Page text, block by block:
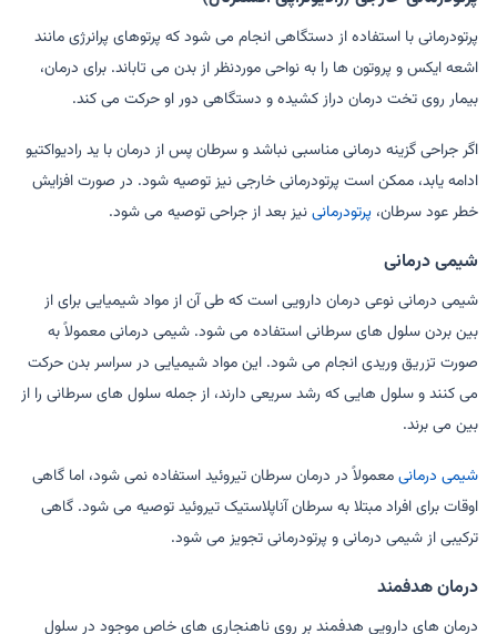
پرتودرمانی با استفاده از دستگاهی انجام می شود که پرتوهای پرانرژی مانند
اشعه ایکس و پروتون ها را به نواحی موردنظر از بدن می تاباند. برای درمان،
بیمار روی تخت درمان دراز کشیده و دستگاهی دور او حرکت می کند.
اگر جراحی گزینه درمانی مناسبی نباشد و سرطان پس از درمان با ید رادیواکتیو
ادامه یابد، ممکن است پرتودرمانی خارجی نیز توصیه شود. در صورت افزایش
خطر عود سرطان،پرتودرمانینیز بعد از جراحی توصیه می شود.
شیمی درمانی
شیمی درمانی نوعی درمان دارویی است که طی آن از مواد شیمیایی برای از
بین بردن سلول های سرطانی استفاده می شود. شیمی درمانی معمولاً به
صورت تزریق وریدی انجام می شود. این مواد شیمیایی در سراسر بدن حرکت
می کنند و سلول هایی که رشد سریعی دارند، از جمله سلول های سرطانی را از
بین می برند.
شیمی درمانیمعمولاً در درمان سرطان تیروئید استفاده نمی شود، اما گاهی
اوقات برای افراد مبتلا به سرطان آناپلاستیک تیروئید توصیه می شود. گاهی
ترکیبی از شیمی درمانی و پرتودرمانی تجویز می شود.
درمان هدفمند
درمان های دارویی هدفمند بر روی ناهنجاری های خاص موجود در سلول